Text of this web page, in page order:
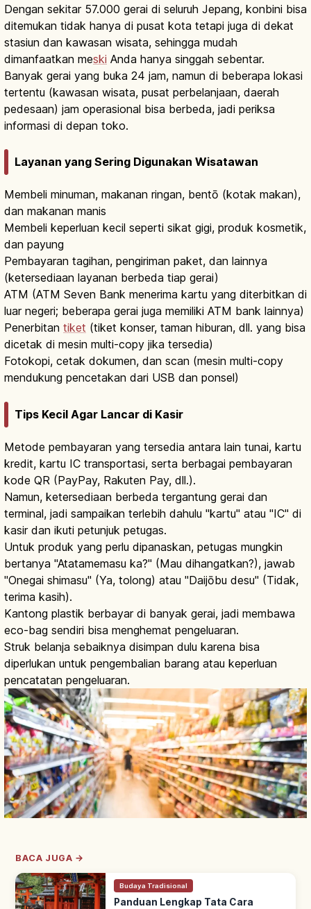
Dengan sekitar 57.000 gerai di seluruh Jepang, konbini bisa
ditemukan tidak hanya di pusat kota tetapi juga di dekat
stasiun dan kawasan wisata, sehingga mudah
dimanfaatkan meski Anda hanya singgah sebentar.
Banyak gerai yang buka 24 jam, namun di beberapa lokasi
tertentu (kawasan wisata, pusat perbelanjaan, daerah
pedesaan) jam operasional bisa berbeda, jadi periksa
informasi di depan toko.
Layanan yang Sering Digunakan Wisatawan
Membeli minuman, makanan ringan, bentō (kotak makan),
dan makanan manis
Membeli keperluan kecil seperti sikat gigi, produk kosmetik,
dan payung
Pembayaran tagihan, pengiriman paket, dan lainnya
(ketersediaan layanan berbeda tiap gerai)
ATM (ATM Seven Bank menerima kartu yang diterbitkan di
luar negeri; beberapa gerai juga memiliki ATM bank lainnya)
Penerbitan tiket (tiket konser, taman hiburan, dll. yang bisa
dicetak di mesin multi-copy jika tersedia)
Fotokopi, cetak dokumen, dan scan (mesin multi-copy
mendukung pencetakan dari USB dan ponsel)
Tips Kecil Agar Lancar di Kasir
Metode pembayaran yang tersedia antara lain tunai, kartu
kredit, kartu IC transportasi, serta berbagai pembayaran
kode QR (PayPay, Rakuten Pay, dll.).
Namun, ketersediaan berbeda tergantung gerai dan
terminal, jadi sampaikan terlebih dahulu "kartu" atau "IC" di
kasir dan ikuti petunjuk petugas.
Untuk produk yang perlu dipanaskan, petugas mungkin
bertanya "Atatamemasu ka?" (Mau dihangatkan?), jawab
"Onegai shimasu" (Ya, tolong) atau "Daijōbu desu" (Tidak,
terima kasih).
Kantong plastik berbayar di banyak gerai, jadi membawa
eco-bag sendiri bisa menghemat pengeluaran.
Struk belanja sebaiknya disimpan dulu karena bisa
diperlukan untuk pengembalian barang atau keperluan
pencatatan pengeluaran.
BACA JUGA →
Budaya Tradisional
Panduan Lengkap Tata Cara